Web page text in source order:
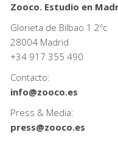
Zooco. Estudio en
Glorieta de Bilbao 1 2ºc
28004 Madrid
+34 917 355 490
Contacto:
info@zooco.es
Press & Media:
press@zooco.es